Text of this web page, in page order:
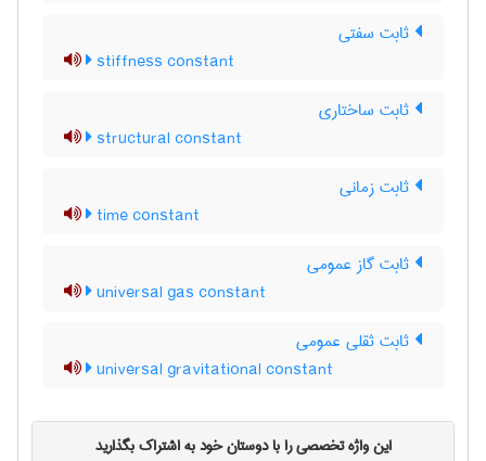
ثابت سفتی
stiffness constant
ثابت ساختاری
structural constant
ثابت زمانی
time constant
ثابت گاز عمومی
universal gas constant
ثابت ثقلی عمومی
universal gravitational constant
این واژه تخصصی را با دوستان خود به اشتراک بگذارید